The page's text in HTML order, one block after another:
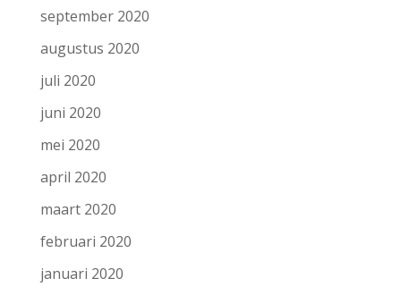
september 2020
augustus 2020
juli 2020
juni 2020
mei 2020
april 2020
maart 2020
februari 2020
januari 2020